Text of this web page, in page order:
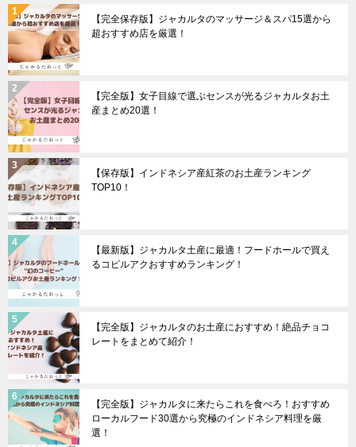
【完全保存版】ジャカルタのマッサージ＆スパ15選から
超おすすめ店を厳選！
【完全版】女子目線で選ぶセンスが光るジャカルタお土
産まとめ20選！
【保存版】インドネシア産紅茶のお土産ランキング
TOP10！
【最新版】ジャカルタ土産に最適！フードホールで買え
るコピルアクおすすめランキング！
【完全版】ジャカルタのお土産におすすめ！絶品チョコ
レートをまとめて紹介！
【完全版】ジャカルタに来たらこれを食べろ！おすすめ
ローカルフード30選から究極のインドネシア料理を厳
選！